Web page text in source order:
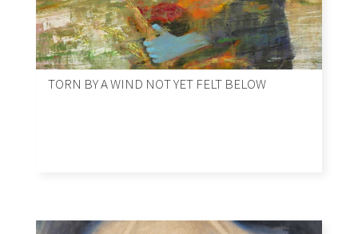
TORN BY A WIND NOT YET FELT BELOW